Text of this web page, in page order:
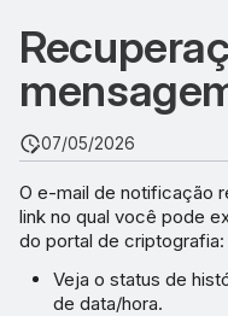
07/05/2026
O e-mail de notificação
link no qual você pode
do portal de criptografia:
Veja o status de
de data/hora.